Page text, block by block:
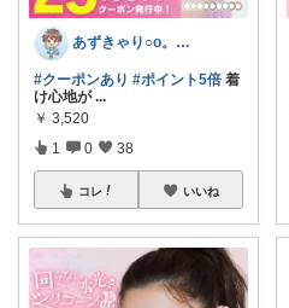
あずきゃり○o。.🐟🐠
#クーポンあり #ポイント5倍 着
け心地が ...
￥ 3,520
1 0 38
コレ いいね